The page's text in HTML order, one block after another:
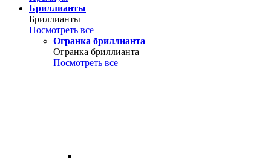
Бриллианты
Бриллианты
Посмотреть все
Огранка бриллианта
Огранка бриллианта
Посмотреть все